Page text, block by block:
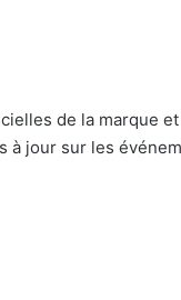
de la marque et
à jour sur les